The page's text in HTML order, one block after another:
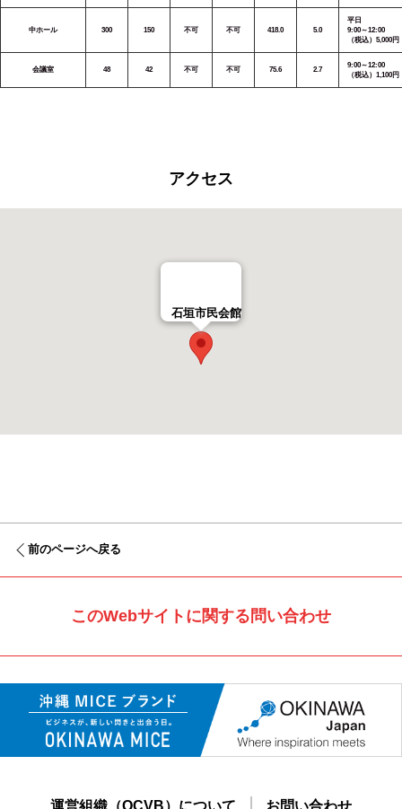
中ホール 300 150 不可 不可 418.0 5.0
平日
9:00～12:00
（税込）5,000円
会議室 48 42 不可 不可 75.6 2.7
9:00～12:00
（税込）1,100円
アクセス
石垣市民会館
前のページへ戻る
このWebサイトに関する問い合わせ